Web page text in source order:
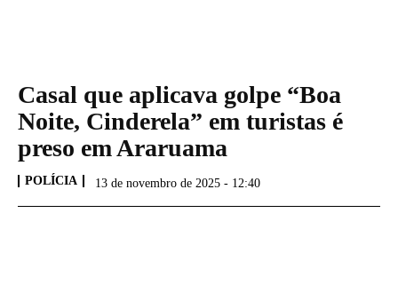
Casal que aplicava golpe “Boa
Noite, Cinderela” em turistas é
preso em Araruama
POLÍCIA 13 de novembro de 2025 - 12:40